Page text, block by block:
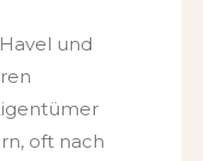
und
oft nach